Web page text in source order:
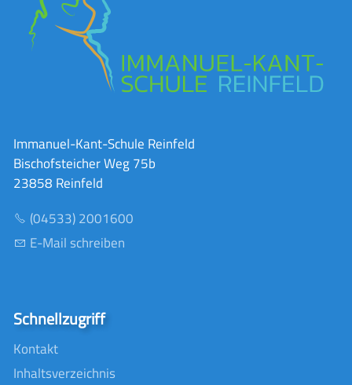
Immanuel-Kant-Schule Reinfeld
Bischofsteicher Weg 75b
23858 Reinfeld
(04533) 2001600
E-Mail schreiben
Schnellzugriff
Kontakt
Inhaltsverzeichnis